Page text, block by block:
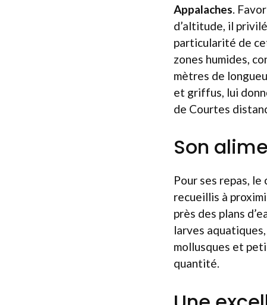
Appalaches .
d’altitude, il
particularité de
zones humides,
mètres de
et griffus, lui
de Courtes
Son
Pour ses repas,
recueillis à
près des plans
larves
mollusques et
quantité.